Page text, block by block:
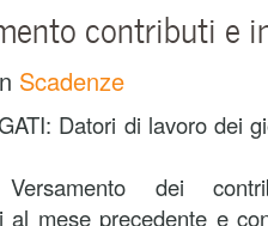
contributi e
Scadenze
Datori di lavoro dei
Versamento dei
al mese precedente e